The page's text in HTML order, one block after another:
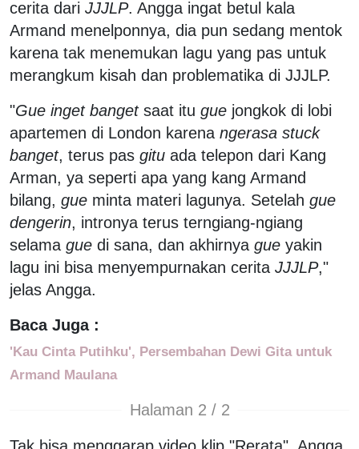
cerita dari JJJLP. Angga ingat betul kala
Armand menelponnya, dia pun sedang mentok
karena tak menemukan lagu yang pas untuk
merangkum kisah dan problematika di JJJLP.
"Gue inget bangetsaat itu gue jongkok di lobi
apartemen di London karena ngerasa stuck
banget, terus pas gitu ada telepon dari Kang
Arman, ya seperti apa yang kang Armand
bilang, gue minta materi lagunya. Setelah gue
dengerin, intronya terus terngiang-ngiang
selama gue di sana, dan akhirnya gue yakin
lagu ini bisa menyempurnakan cerita JJJLP,"
jelas Angga.
Baca Juga :
'Kau Cinta Putihku', Persembahan Dewi Gita untuk
Armand Maulana
Halaman 2 / 2